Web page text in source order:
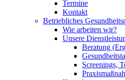
Termine
Kontakt
Betriebliches
Wie arbeiten wir?
Unsere
Beratung
Screenings,